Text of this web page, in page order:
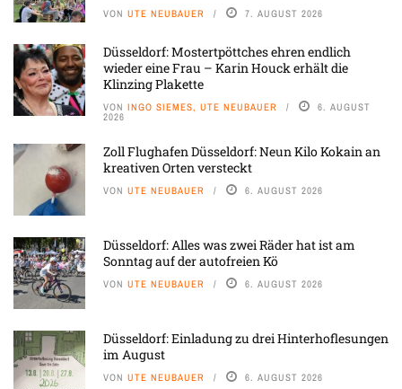
VON UTE NEUBAUER 7. AUGUST 2026
Düsseldorf: Mostertpöttches ehren endlich
wieder eine Frau – Karin Houck erhält die
Klinzing Plakette
VON INGO SIEMES, UTE NEUBAUER 6. AUGUST
2026
Zoll Flughafen Düsseldorf: Neun Kilo Kokain an
kreativen Orten versteckt
VON UTE NEUBAUER 6. AUGUST 2026
Düsseldorf: Alles was zwei Räder hat ist am
Sonntag auf der autofreien Kö
VON UTE NEUBAUER 6. AUGUST 2026
Düsseldorf: Einladung zu drei Hinterhoflesungen
im August
VON UTE NEUBAUER 6. AUGUST 2026